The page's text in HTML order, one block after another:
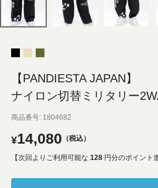
【PANDIESTA JAPAN】
ナイロン切替ミリタリー
商品番号 1804682
¥14,080 税込
【次回よりご利用可能な 128 円分のポイント